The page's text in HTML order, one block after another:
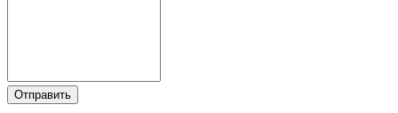
Отправить